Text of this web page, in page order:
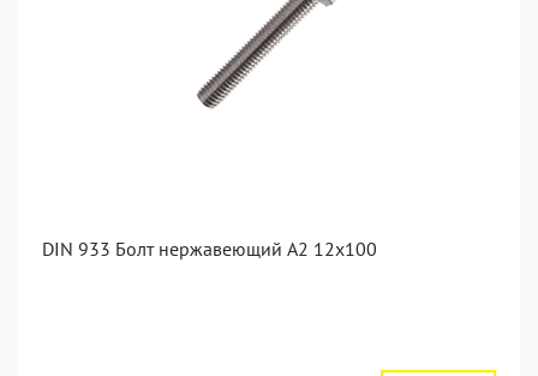
DIN 933 Болт нержавеющий А2 12х100